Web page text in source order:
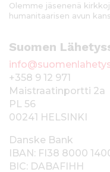
Olemme jäsenenä
humanitaarisen avun
Suomen
+358 9 12 971
Maistraatinportti 2a
PL 56
00241 HELSINKI
Danske Bank
IBAN: FI38 8000
BIC: DABAFIHH